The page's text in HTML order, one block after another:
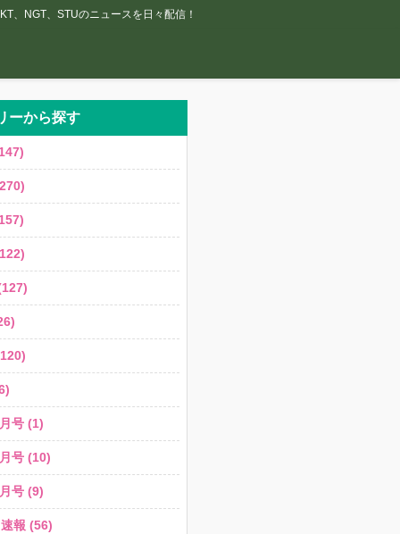
、NGT、STUのニュースを日々配信！
ーから探す
号 (1)
号 (10)
号 (9)
報 (56)